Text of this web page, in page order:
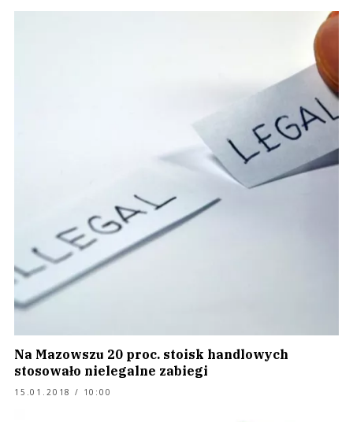
Na Mazowszu 20 proc. stoisk handlowych
stosowało nielegalne zabiegi
15.01.2018 / 10:00